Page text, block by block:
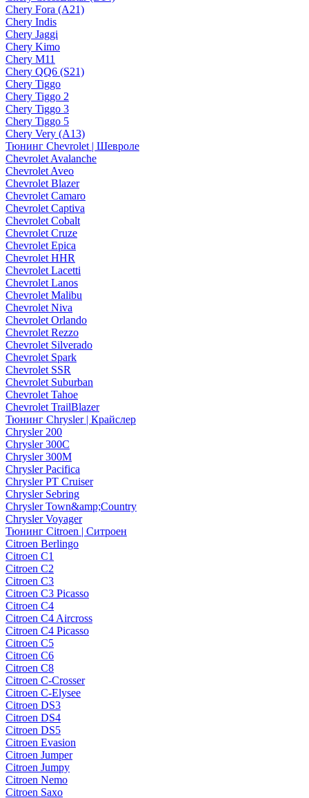
Chery Fora (A21)
Chery Indis
Chery Jaggi
Chery Kimo
Chery M11
Chery QQ6 (S21)
Chery Tiggo
Chery Tiggo 2
Chery Tiggo 3
Chery Tiggo 5
Chery Very (A13)
Тюнинг Chevrolet | Шевроле
Chevrolet Avalanche
Chevrolet Aveo
Chevrolet Blazer
Chevrolet Camaro
Chevrolet Captiva
Chevrolet Cobalt
Chevrolet Cruze
Chevrolet Epica
Chevrolet HHR
Chevrolet Lacetti
Chevrolet Lanos
Chevrolet Malibu
Chevrolet Niva
Chevrolet Orlando
Chevrolet Rezzo
Chevrolet Silverado
Chevrolet Spark
Chevrolet SSR
Chevrolet Suburban
Chevrolet Tahoe
Chevrolet TrailBlazer
Тюнинг Chrysler | Крайслер
Chrysler 200
Chrysler 300C
Chrysler 300M
Chrysler Pacifica
Chrysler PT Cruiser
Chrysler Sebring
Chrysler Town&amp;Country
Chrysler Voyager
Тюнинг Citroen | Ситроен
Citroen Berlingo
Citroen C1
Citroen C2
Citroen C3
Citroen C3 Picasso
Citroen C4
Citroen C4 Aircross
Citroen C4 Picasso
Citroen C5
Citroen C6
Citroen C8
Citroen C-Crosser
Citroen C-Elysee
Citroen DS3
Citroen DS4
Citroen DS5
Citroen Evasion
Citroen Jumper
Citroen Jumpy
Citroen Nemo
Citroen Saxo